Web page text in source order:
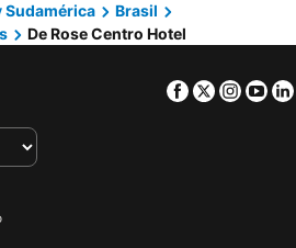
Sudamérica
Brasil
De Rose Centro Hotel
Facebook
Twitter